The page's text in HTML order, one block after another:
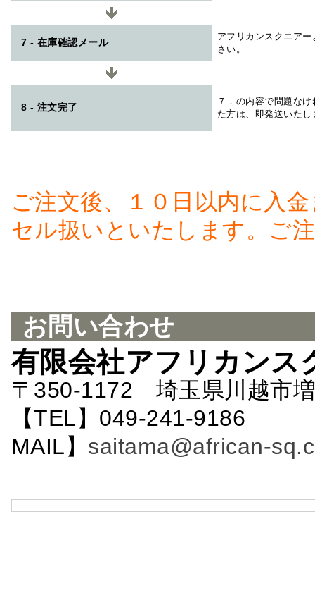
7 - 在庫確認メール
アフリカンスクエアー
さい。
8 - 注文完了
７．の内容で問題な
た方は、即発送いたし
ご注文後、１０日以内に入
セル扱いといたします。ご
お問い合わせ
有限会社アフリカンス
〒350-1172 埼玉県川越市
【TEL】049-241-
MAIL】 saitama@african-